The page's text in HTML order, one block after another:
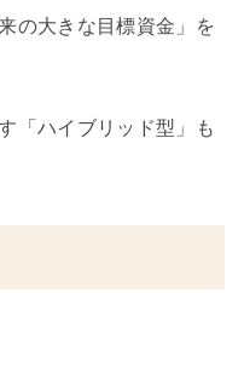
の大きな目標資金」を
「ハイブリッド型」も